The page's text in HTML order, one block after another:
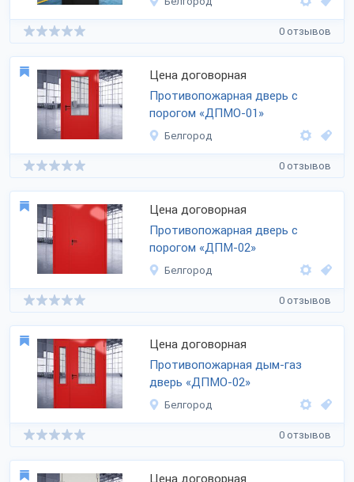
0 отзывов
Цена договорная
Противопожарная дверь с
порогом «ДПМО-01»
Белгород
0 отзывов
Цена договорная
Противопожарная дверь с
порогом «ДПМ-02»
Белгород
0 отзывов
Цена договорная
Противопожарная дым-газ
дверь «ДПМО-02»
Белгород
0 отзывов
Цена договорная